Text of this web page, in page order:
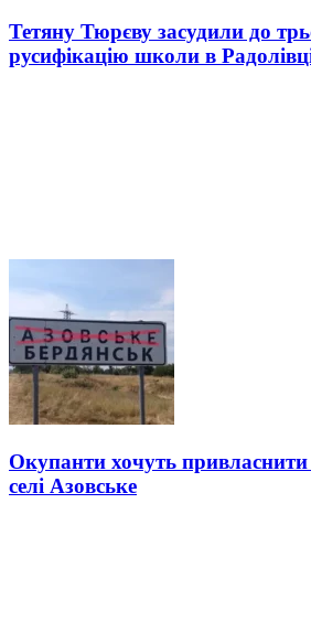
Тетяну Тюрєву засудили до
русифікацію школи в
Окупанти хочуть
селі Азовське